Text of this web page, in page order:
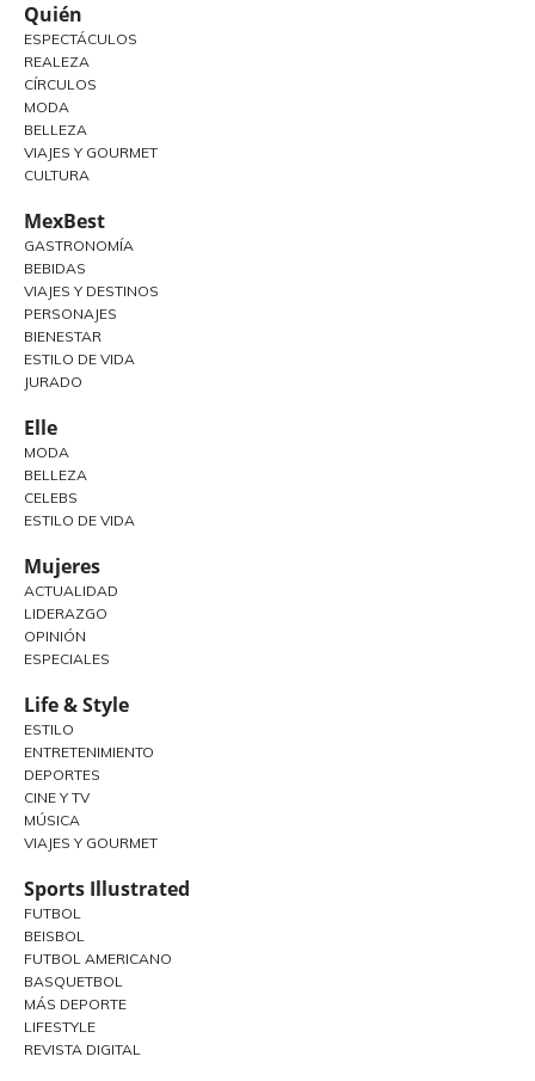
Quién
ESPECTÁCULOS
REALEZA
CÍRCULOS
MODA
BELLEZA
VIAJES Y GOURMET
CULTURA
MexBest
GASTRONOMÍA
BEBIDAS
VIAJES Y DESTINOS
PERSONAJES
BIENESTAR
ESTILO DE VIDA
JURADO
Elle
MODA
BELLEZA
CELEBS
ESTILO DE VIDA
Mujeres
ACTUALIDAD
LIDERAZGO
OPINIÓN
ESPECIALES
Life & Style
ESTILO
ENTRETENIMIENTO
DEPORTES
CINE Y TV
MÚSICA
VIAJES Y GOURMET
Sports Illustrated
FUTBOL
BEISBOL
FUTBOL AMERICANO
BASQUETBOL
MÁS DEPORTE
LIFESTYLE
REVISTA DIGITAL